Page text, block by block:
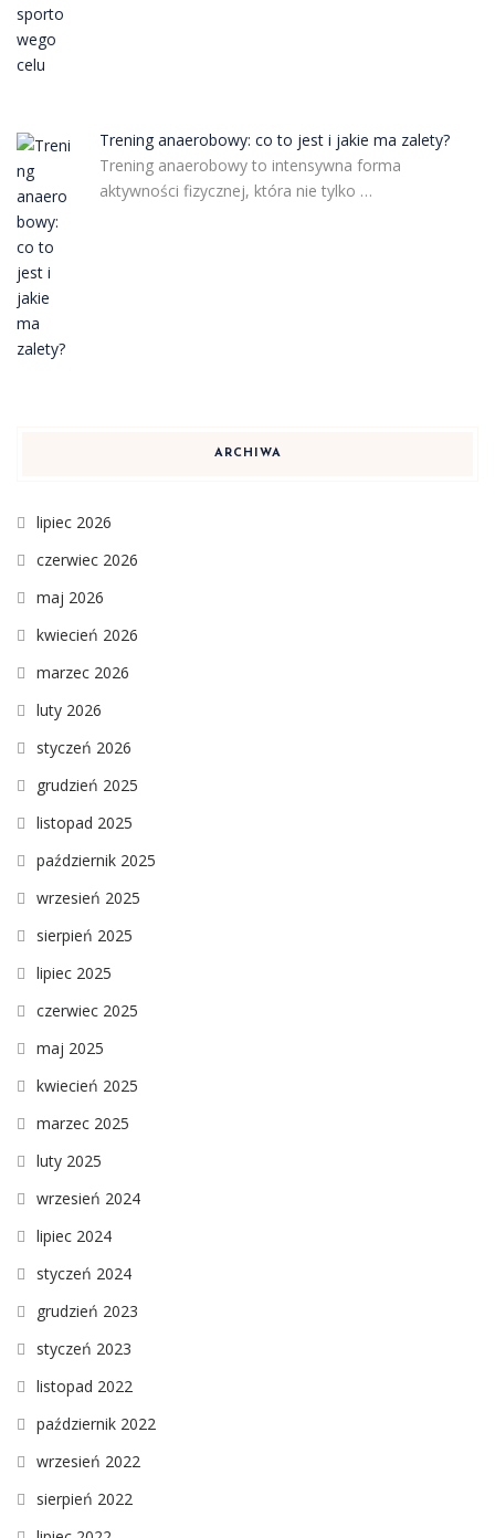
Trening anaerobowy: co to jest i jakie ma zalety?
Trening anaerobowy to intensywna forma
aktywności fizycznej, która nie tylko …
ARCHIWA
lipiec 2026
czerwiec 2026
maj 2026
kwiecień 2026
marzec 2026
luty 2026
styczeń 2026
grudzień 2025
listopad 2025
październik 2025
wrzesień 2025
sierpień 2025
lipiec 2025
czerwiec 2025
maj 2025
kwiecień 2025
marzec 2025
luty 2025
wrzesień 2024
lipiec 2024
styczeń 2024
grudzień 2023
styczeń 2023
listopad 2022
październik 2022
wrzesień 2022
sierpień 2022